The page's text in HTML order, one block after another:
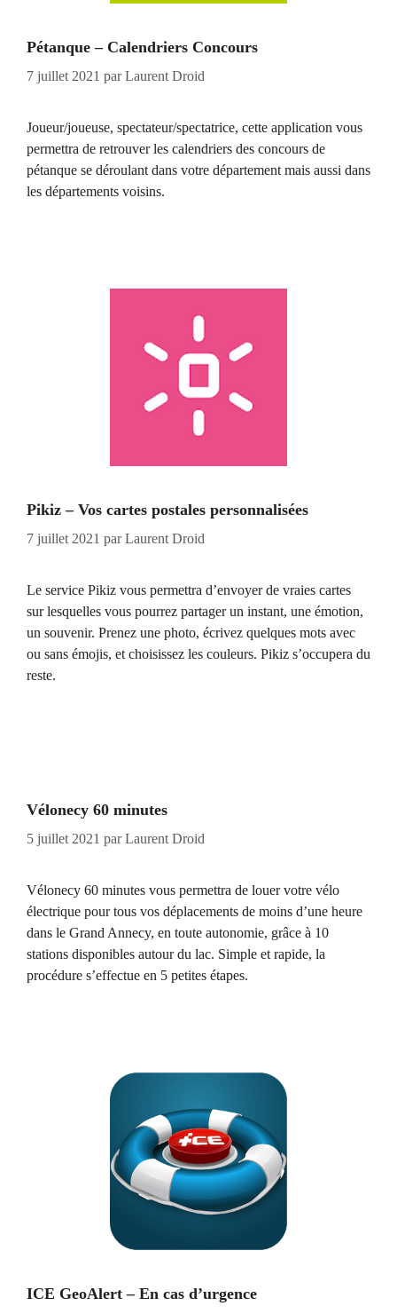
Pétanque – Calendriers Concours
7 juillet 2021 parLaurent Droid
Joueur/joueuse, spectateur/spectatrice, cette application vous
permettra de retrouver les calendriers des concours de
pétanque se déroulant dans votre département mais aussi dans
les départements voisins.
Pikiz – Vos cartes postales personnalisées
7 juillet 2021 parLaurent Droid
Le service Pikiz vous permettra d’envoyer de vraies cartes
sur lesquelles vous pourrez partager un instant, une émotion,
un souvenir. Prenez une photo, écrivez quelques mots avec
ou sans émojis, et choisissez les couleurs. Pikiz s’occupera du
reste.
Vélonecy 60 minutes
5 juillet 2021 parLaurent Droid
Vélonecy 60 minutes vous permettra de louer votre vélo
électrique pour tous vos déplacements de moins d’une heure
dans le Grand Annecy, en toute autonomie, grâce à 10
stations disponibles autour du lac. Simple et rapide, la
procédure s’effectue en 5 petites étapes.
ICE GeoAlert – En cas d’urgence